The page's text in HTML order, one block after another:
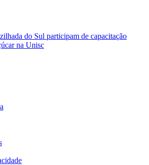
do Sul participam de capacitação
na Unisc